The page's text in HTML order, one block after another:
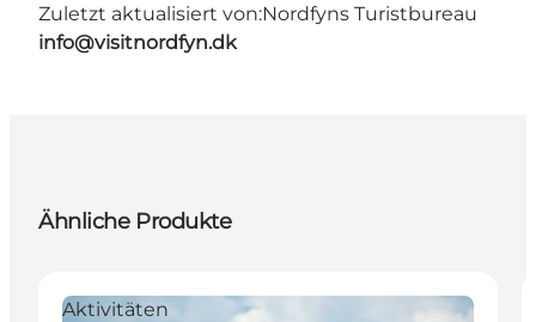
Zuletzt aktualisiert von:Nordfyns Turistbureau
info@visitnordfyn.dk
Ähnliche Produkte
Aktivitäten